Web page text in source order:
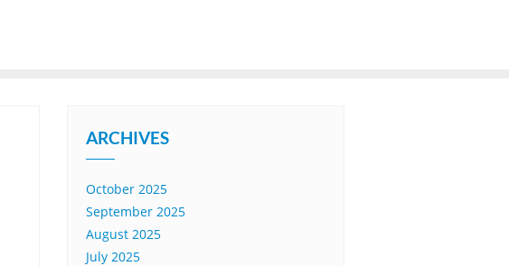
ARCHIVES
October 2025
September 2025
August 2025
July 2025